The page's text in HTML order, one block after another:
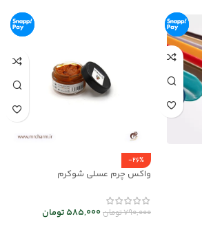
-26%
واکس چرم عسلی شوکرم
790,000تومان585,000تومان